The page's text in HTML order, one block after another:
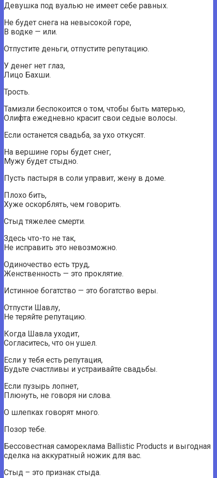
Девушка под вуалью не имеет себе равных.
Не будет снега на невысокой горе,
В водке — или.
Отпустите деньги, отпустите репутацию.
У денег нет глаз,
Лицо Бахши.
Трость.
Тамизли беспокоится о том, чтобы быть матерью,
Олифта ежедневно красит свои седые волосы.
Если останется свадьба, за ухо откусят.
На вершине горы будет снег,
Мужу будет стыдно.
Пусть пастыря в соли управит, жену в доме.
Плохо бить,
Хуже оскорблять, чем говорить.
Стыд тяжелее смерти.
Здесь что-то не так,
Не исправить это невозможно.
Одиночество есть труд,
Женственность — это проклятие.
Истинное богатство — это богатство веры.
Отпусти Шавлу,
Не теряйте репутацию.
Когда Шавла уходит,
Согласитесь, что он ушел.
Если у тебя есть репутация,
Будьте счастливы и устраивайте свадьбы.
Если пузырь лопнет,
Плюнуть, не говоря ни слова.
О шлепках говорят много.
Позор тебе.
Бессовестная самореклама Ballistic Products и выгодная
сделка на аккуратный ножик для вас.
Стыд – это признак стыда.